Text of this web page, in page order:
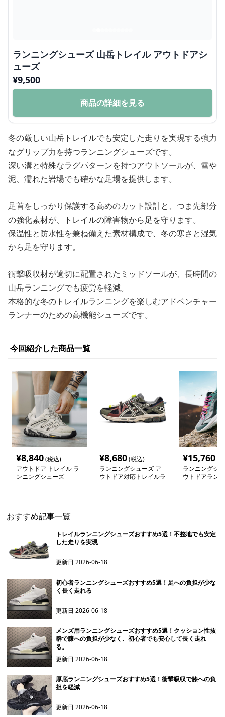
ランニングシューズ 山岳トレイル アウトドアシ
ューズ
¥9,500
商品の詳細を見る
冬の厳しい山岳トレイルでも安定した走りを実現する強力
なグリップ力を持つランニングシューズです。
深い溝と特殊なラグパターンを持つアウトソールが、雪や
泥、濡れた岩場でも確かな足場を提供します。
足首をしっかり保護する高めのカット設計と、つま先部分
の強化素材が、トレイルの障害物から足を守ります。
保温性と防水性を兼ね備えた素材構成で、冬の寒さと湿気
から足を守ります。
衝撃吸収材が適切に配置されたミッドソールが、長時間の
山岳ランニングでも疲労を軽減。
本格的な冬のトレイルランニングを楽しむアドベンチャー
ランナーのための高機能シューズです。
今回紹介した商品一覧
¥8,840(税込)
アウトドア トレイル ラ
ンニングシューズ
¥8,680(税込)
ランニングシューズ ア
ウトドア対応トレイルラ
¥15,760
ランニングシ
ウトドアラン
おすすめ記事一覧
トレイルランニングシューズおすすめ5選！不整地でも安定
した走りを実現
更新日2026-06-18
初心者ランニングシューズおすすめ5選！足への負担が少な
く長く走れる
更新日2026-06-18
メンズ用ランニングシューズおすすめ5選！クッション性抜
群で膝への負担が少なく、初心者でも安心して長く走れ
る。
更新日2026-06-18
厚底ランニングシューズおすすめ5選！衝撃吸収で膝への負
担を軽減
更新日2026-06-18